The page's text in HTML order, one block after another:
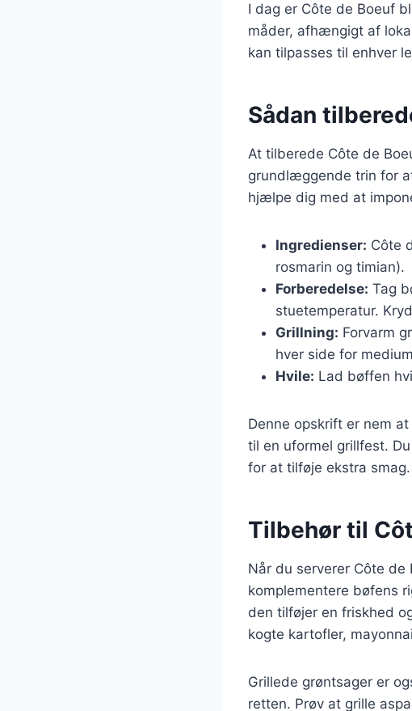
I dag er Côte de Boeuf
måder, afhængigt af
kan tilpasses til enhver
Sådan
At tilberede Côte de
grundlæggende trin for
hjælpe dig med at
Ingredienser: Côte
rosmarin og timian).
Forberedelse: Tag
stuetemperatur.
Grillning: Forvarm
hver side for
Hvile: Lad bøffen
Denne opskrift er nem
til en uformel grillfest.
for at tilføje ekstra smag.
Tilbehør til
Når du serverer Côte
komplementere bøfens
den tilføjer en friskhed
kogte kartofler,
Grillede grøntsager er
retten. Prøv at grille